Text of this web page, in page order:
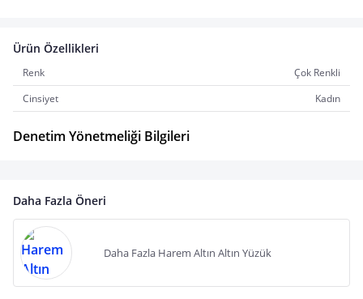
Ürün Özellikleri
Renk
Çok Renkli
Cinsiyet
Kadın
Denetim Yönetmeliği Bilgileri
Daha Fazla Öneri
Daha Fazla Harem Altın Altın Yüzük